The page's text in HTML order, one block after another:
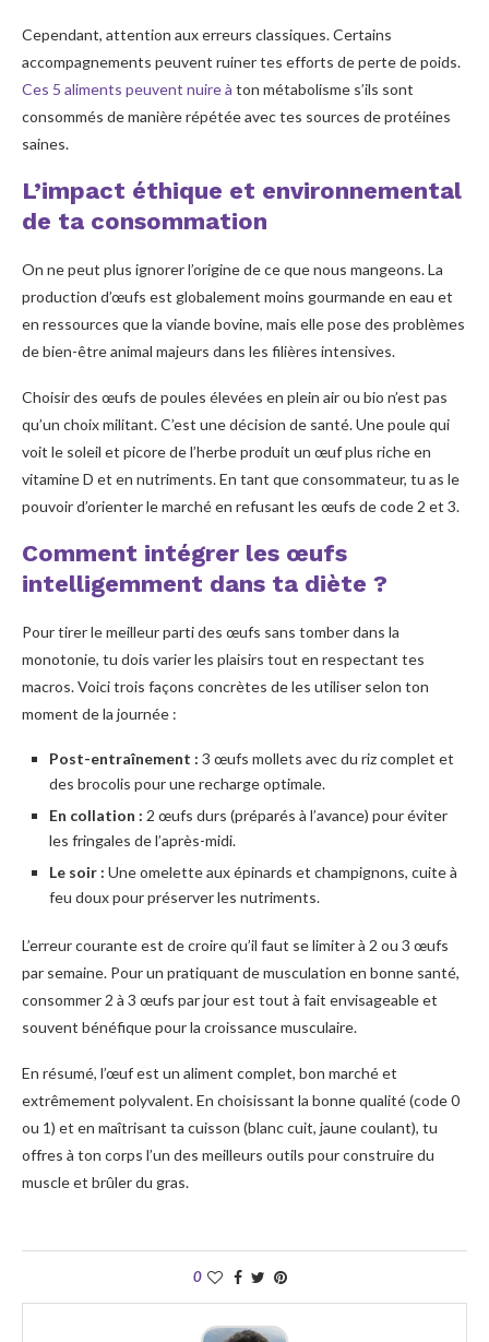
Cependant, attention aux erreurs classiques. Certains
accompagnements peuvent ruiner tes efforts de perte de poids.
Ces 5 aliments peuvent nuire à ton métabolisme s’ils sont
consommés de manière répétée avec tes sources de protéines
saines.
L’impact éthique et environnemental
de ta consommation
On ne peut plus ignorer l’origine de ce que nous mangeons. La
production d’œufs est globalement moins gourmande en eau et
en ressources que la viande bovine, mais elle pose des problèmes
de bien-être animal majeurs dans les filières intensives.
Choisir des œufs de poules élevées en plein air ou bio n’est pas
qu’un choix militant. C’est une décision de santé. Une poule qui
voit le soleil et picore de l’herbe produit un œuf plus riche en
vitamine D et en nutriments. En tant que consommateur, tu as le
pouvoir d’orienter le marché en refusant les œufs de code 2 et 3.
Comment intégrer les œufs
intelligemment dans ta diète ?
Pour tirer le meilleur parti des œufs sans tomber dans la
monotonie, tu dois varier les plaisirs tout en respectant tes
macros. Voici trois façons concrètes de les utiliser selon ton
moment de la journée :
Post-entraînement : 3 œufs mollets avec du riz complet et
des brocolis pour une recharge optimale.
En collation : 2 œufs durs (préparés à l’avance) pour éviter
les fringales de l’après-midi.
Le soir : Une omelette aux épinards et champignons, cuite à
feu doux pour préserver les nutriments.
L’erreur courante est de croire qu’il faut se limiter à 2 ou 3 œufs
par semaine. Pour un pratiquant de musculation en bonne santé,
consommer 2 à 3 œufs par jour est tout à fait envisageable et
souvent bénéfique pour la croissance musculaire.
En résumé, l’œuf est un aliment complet, bon marché et
extrêmement polyvalent. En choisissant la bonne qualité (code 0
ou 1) et en maîtrisant ta cuisson (blanc cuit, jaune coulant), tu
offres à ton corps l’un des meilleurs outils pour construire du
muscle et brûler du gras.
0